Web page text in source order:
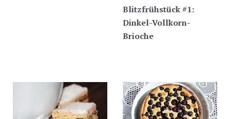
Blitzfrühstück #1:
Dinkel-Vollkorn-
Brioche